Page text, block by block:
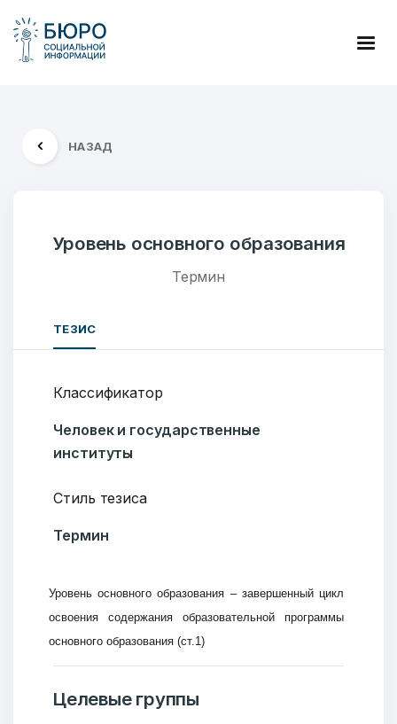
НАЗАД
Уровень основного образования
Термин
ТЕЗИС
Классификатор
Человек и государственные
институты
Стиль тезиса
Термин
Уровень основного образования – завершенный цикл
освоения содержания образовательной программы
основного образования (ст.1)
Целевые группы